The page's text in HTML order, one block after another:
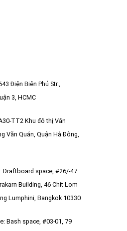
Điện Biên Phủ Str.,
3, HCMC
TT2 Khu đô thị Văn
Văn Quán, Quận Hà Đông,
Draftboard space, #26/-47
Building, 46 Chit Lom
Lumphini, Bangkok 10330
Bash space, #03-01, 79